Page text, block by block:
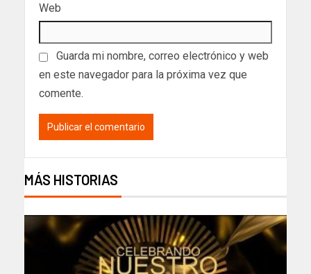
Web
Guarda mi nombre, correo electrónico y web
en este navegador para la próxima vez que
comente.
MÁS HISTORIAS